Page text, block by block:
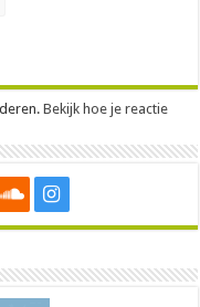
Bekijk hoe je reactie